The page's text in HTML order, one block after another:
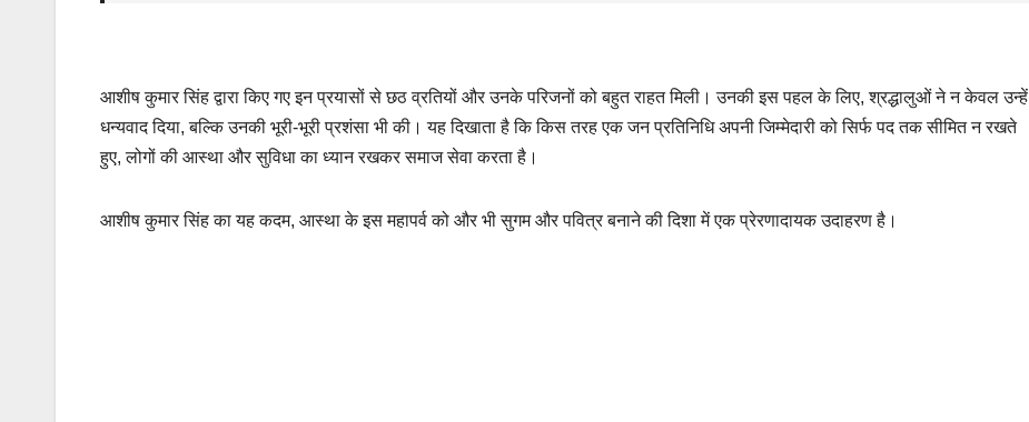
आशीष कुमार सिंह द्वारा किए गए इन प्रयासों से छठ व्रतियों और उनके परिजनों को बहुत राहत मिली। उनकी इस पहल के लिए, श्रद्धालुओं ने न केवल उन्हें
धन्यवाद दिया, बल्कि उनकी भूरी-भूरी प्रशंसा भी की। यह दिखाता है कि किस तरह एक जन प्रतिनिधि अपनी जिम्मेदारी को सिर्फ पद तक सीमित न रखते
हुए, लोगों की आस्था और सुविधा का ध्यान रखकर समाज सेवा करता है।
आशीष कुमार सिंह का यह कदम, आस्था के इस महापर्व को और भी सुगम और पवित्र बनाने की दिशा में एक प्रेरणादायक उदाहरण है।